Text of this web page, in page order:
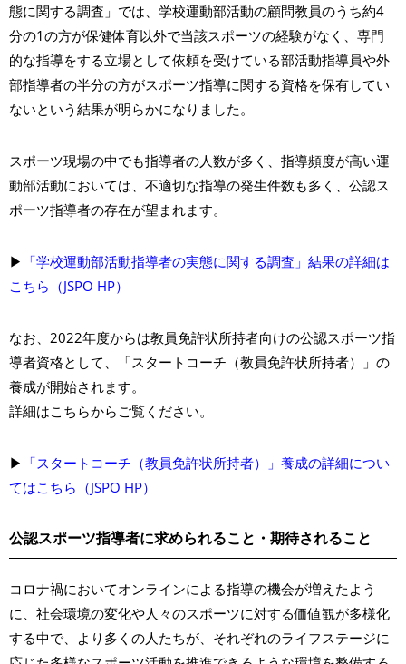
態に関する調査」では、学校運動部活動の顧問教員のうち約4
分の1の方が保健体育以外で当該スポーツの経験がなく、専門
的な指導をする立場として依頼を受けている部活動指導員や外
部指導者の半分の方がスポーツ指導に関する資格を保有してい
ないという結果が明らかになりました。
スポーツ現場の中でも指導者の人数が多く、指導頻度が高い運
動部活動においては、不適切な指導の発生件数も多く、公認ス
ポーツ指導者の存在が望まれます。
▶ 「学校運動部活動指導者の実態に関する調査」結果の詳細は
こちら（JSPO HP）
なお、2022年度からは教員免許状所持者向けの公認スポーツ指
導者資格として、「スタートコーチ（教員免許状所持者）」の
養成が開始されます。
詳細はこちらからご覧ください。
▶ 「スタートコーチ（教員免許状所持者）」養成の詳細につい
てはこちら（JSPO HP）
公認スポーツ指導者に求められること・期待されること
コロナ禍においてオンラインによる指導の機会が増えたよう
に、社会環境の変化や人々のスポーツに対する価値観が多様化
する中で、より多くの人たちが、それぞれのライフステージに